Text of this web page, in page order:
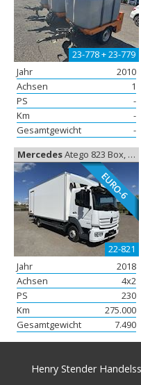
23-778 + 23-779
Jahr
2010
Achsen
1
PS
-
Km
-
Gesamtgewicht
-
MercedesAtego 823 Box, Koffer aufbau
EURO-6
22-821
Jahr
2018
Achsen
4x2
PS
230
Km
275.000
Gesamtgewicht
7.490
Henry Stender